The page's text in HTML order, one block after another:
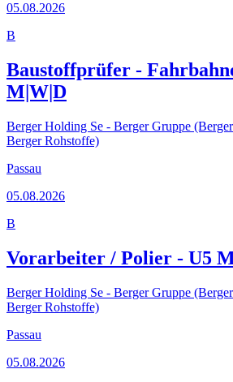
05.08.2026
B
Baustoffprüfer -
M|W|D
Berger Holding Se - Berger Gruppe
Berger Rohstoffe)
Passau
05.08.2026
B
Vorarbeiter / Polier - U5
Berger Holding Se - Berger Gruppe
Berger Rohstoffe)
Passau
05.08.2026